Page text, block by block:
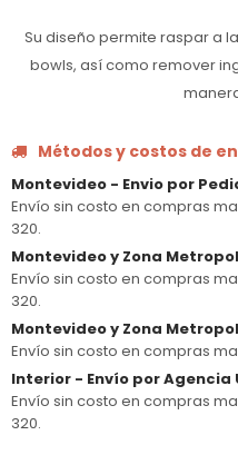
Su diseño permite raspar a
bowls, así como remover
Métodos y costos de
Montevideo - Envio por
Envío sin costo en compras
320.
Montevideo y Zona
Envío sin costo en compras
320.
Montevideo y Zona
Envío sin costo en compras
Interior - Envío por Agencia
Envío sin costo en compras
320.